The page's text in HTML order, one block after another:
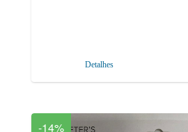
Detalhes
-14%